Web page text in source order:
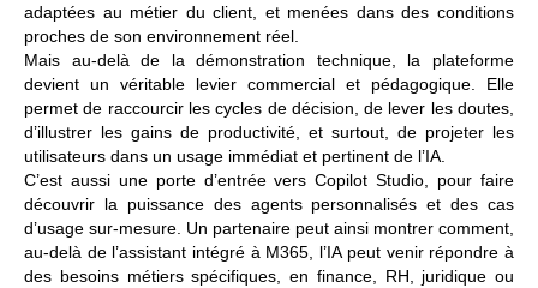
adaptées au métier du client, et menées dans des conditions
proches de son environnement réel.
Mais au-delà de la démonstration technique, la plateforme
devient un véritable levier commercial et pédagogique . Elle
permet de raccourcir les cycles de décision, de lever les doutes,
d’illustrer les gains de productivité, et surtout, de projeter les
utilisateurs dans un usage immédiat et pertinent de l’IA.
C’est aussi une porte d’entrée versCopilot Studio , pour faire
découvrir la puissance des agents personnalisés et des cas
d’usage sur-mesure. Un partenaire peut ainsi montrer comment,
au-delà de l’assistant intégré à M365, l’IA peut venir répondre à
des besoins métiers spécifiques, en finance, RH, juridique ou